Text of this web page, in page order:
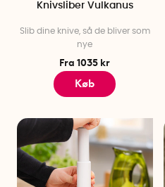
Knivsliber Vulkanus
Slib dine knive, så de bliver som
nye
Fra 1035 kr
Køb